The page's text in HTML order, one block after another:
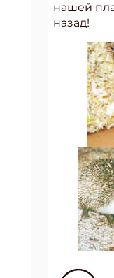
нашей
назад!